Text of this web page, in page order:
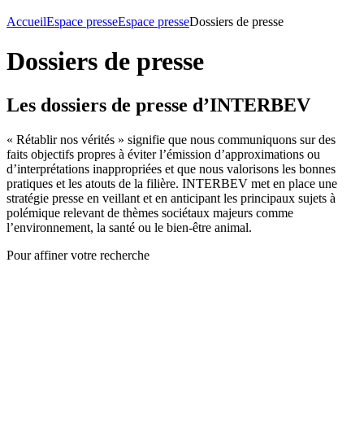
AccueilEspace presseEspace presseDossiers de presse
Dossiers de presse
Les dossiers de presse d’INTERBEV
« Rétablir nos vérités » signifie que nous communiquons sur des
faits objectifs propres à éviter l’émission d’approximations ou
d’interprétations inappropriées et que nous valorisons les bonnes
pratiques et les atouts de la filière. INTERBEV met en place une
stratégie presse en veillant et en anticipant les principaux sujets à
polémique relevant de thèmes sociétaux majeurs comme
l’environnement, la santé ou le bien-être animal.
Pour affiner votre recherche